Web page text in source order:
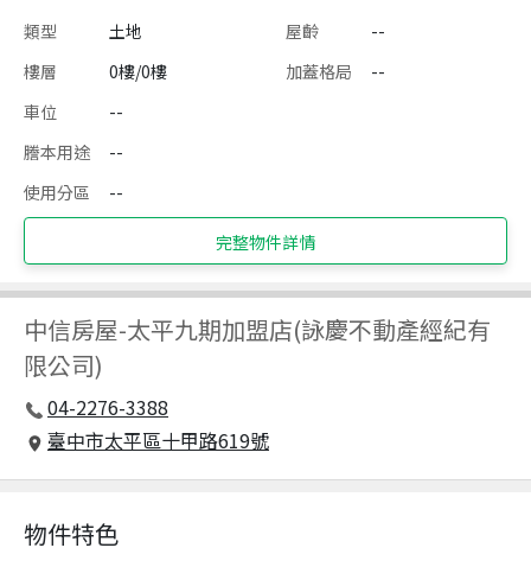
類型 土地 屋齡
--
樓層
0樓/0樓 加蓋格局
--
車位
--
謄本用途
--
使用分區
--
完整物件詳情
中信房屋-太平九期加盟店(詠慶不動產經紀有
限公司)
04-2276-3388
臺中市太平區十甲路619號
物件特色